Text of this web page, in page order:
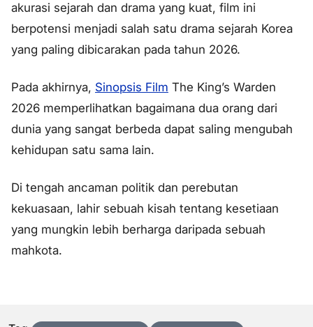
akurasi sejarah dan drama yang kuat, film ini
berpotensi menjadi salah satu drama sejarah Korea
yang paling dibicarakan pada tahun 2026.
Pada akhirnya, Sinopsis Film The King’s Warden
2026 memperlihatkan bagaimana dua orang dari
dunia yang sangat berbeda dapat saling mengubah
kehidupan satu sama lain.
Di tengah ancaman politik dan perebutan
kekuasaan, lahir sebuah kisah tentang kesetiaan
yang mungkin lebih berharga daripada sebuah
mahkota.